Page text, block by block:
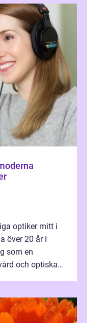
optiker mitt i
över 20 år i
som en
och optiska